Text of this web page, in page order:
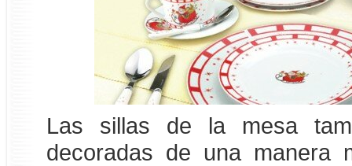
Las sillas de la mesa
decoradas de una manera